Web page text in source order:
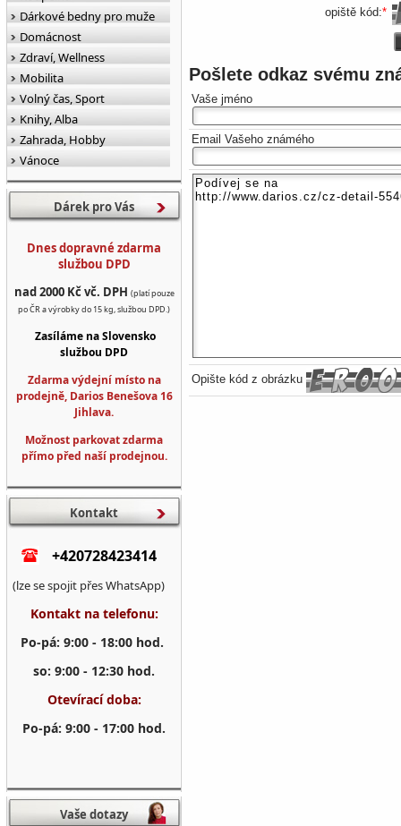
opiště kód:*
Pošlete odkaz svému
Vaše jméno
Email Vašeho známého
Opište kód z obrázku
Dárkové bedny pro muže
Domácnost
Zdraví, Wellness
Mobilita
Volný čas, Sport
Knihy, Alba
Zahrada, Hobby
Vánoce
Dárek pro Vás
Dnes dopravné zdarma
službou DPD
nad 2000 Kč vč. DPH (platí pouze
po ČR a výrobky do 15 kg, službou DPD.)
Zasíláme na Slovensko
službou DPD
Zdarma výdejní místo na
prodejně, Darios Benešova 16
Jihlava.
Možnost parkovat zdarma
přímo před naší prodejnou.
Kontakt
+420728423414
(lze se spojit přes WhatsApp)
Kontakt na telefonu:
Po-pá: 9:00 - 18:00 hod.
so: 9:00 - 12:30 hod.
Otevírací doba:
Po-pá: 9:00 - 17:00 hod.
Vaše dotazy